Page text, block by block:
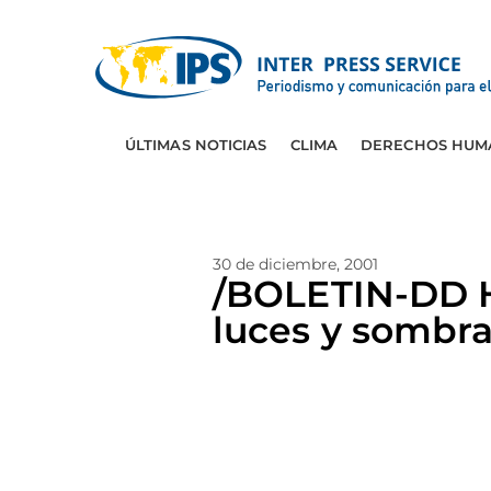
ÚLTIMAS NOTICIAS CLIMA DERECHOS
30 de diciembre, 2001
/BOLETIN-DD
luces y